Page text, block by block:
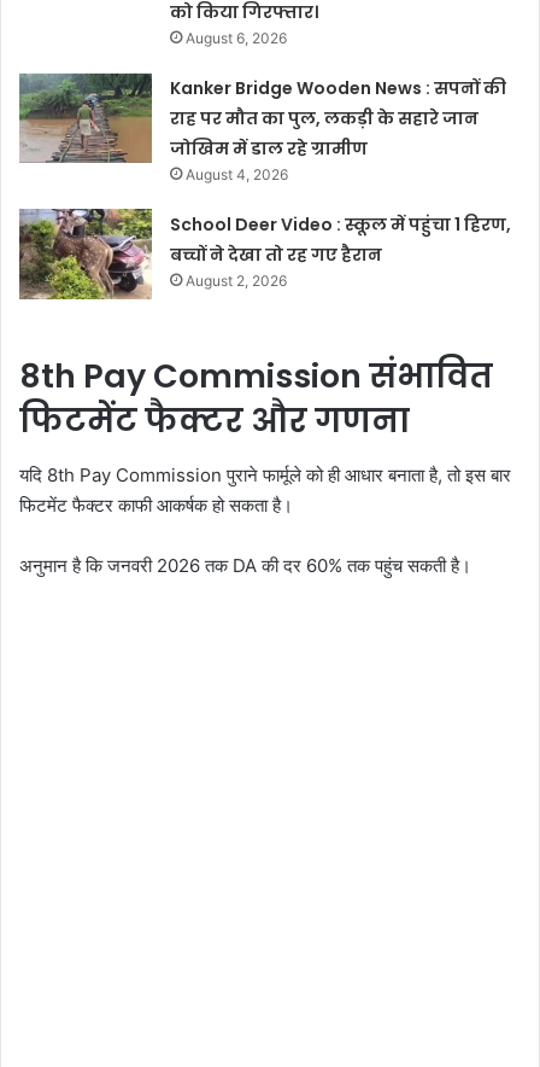
को किया गिरफ्तार।
August 6, 2026
Kanker Bridge Wooden News : सपनों की
राह पर मौत का पुल, लकड़ी के सहारे जान
जोखिम में डाल रहे ग्रामीण
August 4, 2026
School Deer Video : स्कूल में पहुंचा 1 हिरण,
बच्चों ने देखा तो रह गए हैरान
August 2, 2026
8th Pay Commission संभावित
फिटमेंट फैक्टर और गणना
यदि 8th Pay Commission पुराने फार्मूले को ही आधार बनाता है, तो इस बार
फिटमेंट फैक्टर काफी आकर्षक हो सकता है।
अनुमान है कि जनवरी 2026 तक DA की दर 60% तक पहुंच सकती है।